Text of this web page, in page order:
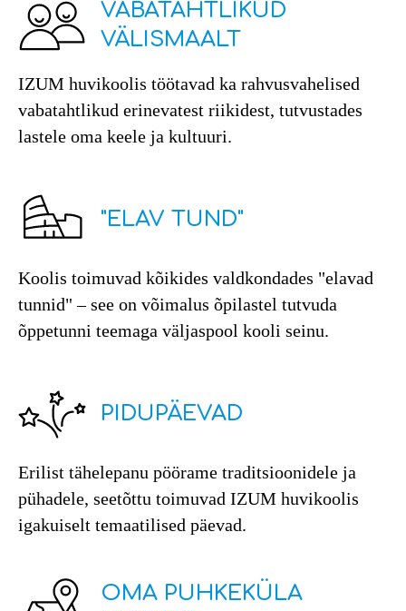
VABATAHTLIKUD
VÄLISMAALT
IZUM huvikoolis töötavad ka rahvusvahelised
vabatahtlikud erinevatest riikidest, tutvustades
lastele oma keele ja kultuuri.
"ELAV TUND"
Koolis toimuvad kõikides valdkondades "elavad
tunnid" – see on võimalus õpilastel tutvuda
õppetunni teemaga väljaspool kooli seinu.
PIDUPÄEVAD
Erilist tähelepanu pöörame traditsioonidele ja
pühadele, seetõttu toimuvad IZUM huvikoolis
igakuiselt temaatilised päevad.
OMA PUHKEKÜLA